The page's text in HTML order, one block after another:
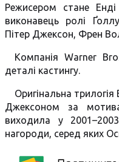
Режисером стане
виконавець ролі
Пітер Джексон, Френ
Компанія Warner
деталі кастингу.
Оригінальна
Джексоном за
виходила у
нагороди, серед яких